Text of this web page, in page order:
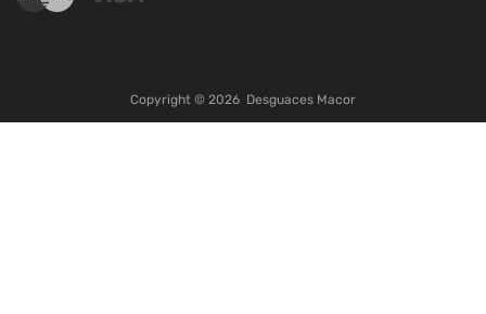
Copyright © 2026 Desguaces Macor